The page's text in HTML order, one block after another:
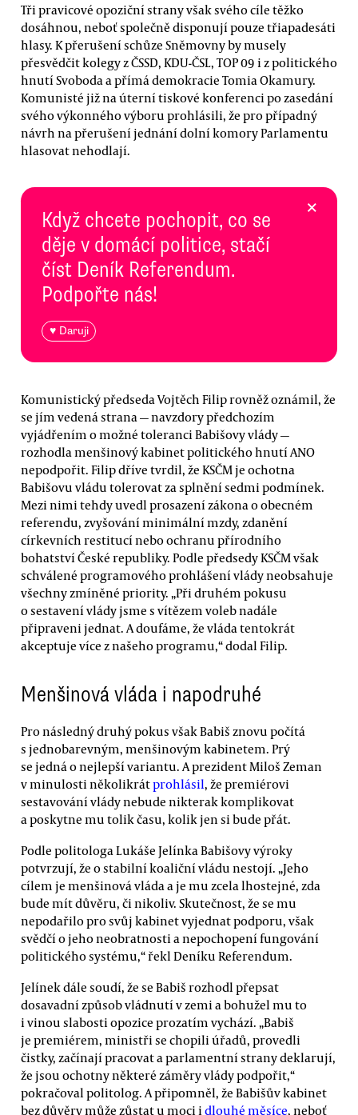
Tři pravicové opoziční strany však svého cíle těžko
dosáhnou, neboť společně disponují pouze třiapadesáti
hlasy. K přerušení schůze Sněmovny by musely
přesvědčit kolegy z ČSSD, KDU-ČSL, TOP 09 i z politického
hnutí Svoboda a přímá demokracie Tomia Okamury.
Komunisté již na úterní tiskové konferenci po zasedání
svého výkonného výboru prohlásili, že pro případný
návrh na přerušení jednání dolní komory Parlamentu
hlasovat nehodlají.
Když chcete pochopit, co se
děje v domácí politice, stačí
číst Deník Referendum.
Podpořte nás!
♥ Daruji
×
Komunistický předseda Vojtěch Filip rovněž oznámil, že
se jím vedená strana — navzdory předchozím
vyjádřením o možné toleranci Babišovy vlády —
rozhodla menšinový kabinet politického hnutí ANO
nepodpořit. Filip dříve tvrdil, že KSČM je ochotna
Babišovu vládu tolerovat za splnění sedmi podmínek.
Mezi nimi tehdy uvedl prosazení zákona o obecném
referendu, zvyšování minimální mzdy, zdanění
církevních restitucí nebo ochranu přírodního
bohatství České republiky. Podle předsedy KSČM však
schválené programového prohlášení vlády neobsahuje
všechny zmíněné priority. „Při druhém pokusu
o sestavení vlády jsme s vítězem voleb nadále
připraveni jednat. A doufáme, že vláda tentokrát
akceptuje více z našeho programu,“ dodal Filip.
Menšinová vláda i napodruhé
Pro následný druhý pokus však Babiš znovu počítá
s jednobarevným, menšinovým kabinetem. Prý
se jedná o nejlepší variantu. A prezident Miloš Zeman
v minulosti několikrátprohlásil, že premiérovi
sestavování vlády nebude nikterak komplikovat
a poskytne mu tolik času, kolik jen si bude přát.
Podle politologa Lukáše Jelínka Babišovy výroky
potvrzují, že o stabilní koaliční vládu nestojí. „Jeho
cílem je menšinová vláda a je mu zcela lhostejné, zda
bude mít důvěru, či nikoliv. Skutečnost, že se mu
nepodařilo pro svůj kabinet vyjednat podporu, však
svědčí o jeho neobratnosti a nepochopení fungování
politického systému,“ řekl Deníku Referendum.
Jelínek dále soudí, že se Babiš rozhodl přepsat
dosavadní způsob vládnutí v zemi a bohužel mu to
i vinou slabosti opozice prozatím vychází. „Babiš
je premiérem, ministři se chopili úřadů, provedli
čistky, začínají pracovat a parlamentní strany deklarují,
že jsou ochotny některé záměry vlády podpořit,“
pokračoval politolog. A připomněl, že Babišův kabinet
bez důvěry může zůstat u moci idlouhé měsíce, neboť